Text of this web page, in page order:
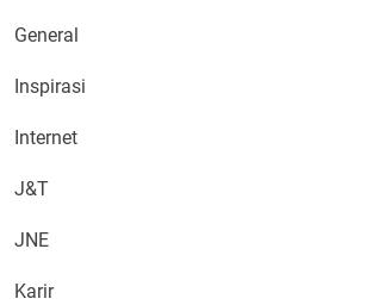
General
Inspirasi
Internet
J&T
JNE
Karir